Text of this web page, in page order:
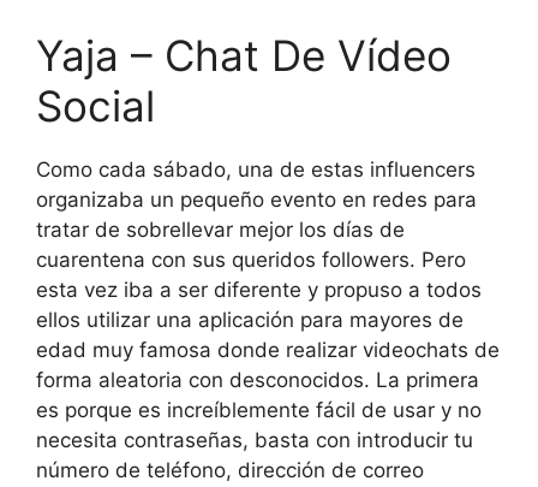
Yaja – Chat De Vídeo
Social
Como cada sábado, una de estas influencers
organizaba un pequeño evento en redes para
tratar de sobrellevar mejor los días de
cuarentena con sus queridos followers. Pero
esta vez iba a ser diferente y propuso a todos
ellos utilizar una aplicación para mayores de
edad muy famosa donde realizar videochats de
forma aleatoria con desconocidos. La primera
es porque es increíblemente fácil de usar y no
necesita contraseñas, basta con introducir tu
número de teléfono, dirección de correo